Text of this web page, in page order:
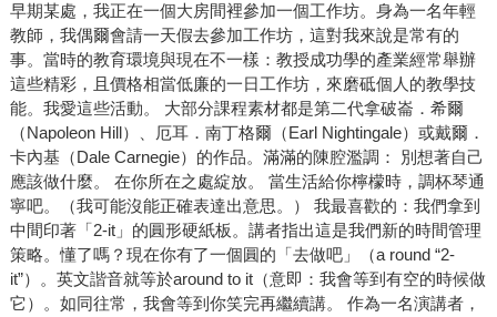
早期某處，我正在一個大房間裡參加一個工作坊。身為一名年輕
教師，我偶爾會請一天假去參加工作坊，這對我來說是常有的
事。當時的教育環境與現在不一樣：教授成功學的產業經常舉辦
這些精彩，且價格相當低廉的一日工作坊，來磨砥個人的教學技
能。我愛這些活動。 大部分課程素材都是第二代拿破崙．希爾
（Napoleon Hill）、厄耳．南丁格爾（Earl Nightingale）或戴爾．
卡內基（Dale Carnegie）的作品。滿滿的陳腔濫調： 別想著自己
應該做什麼。 在你所在之處綻放。 當生活給你檸檬時，調杯琴通
寧吧。（我可能沒能正確表達出意思。） 我最喜歡的：我們拿到
中間印著「2-it」的圓形硬紙板。講者指出這是我們新的時間管理
策略。懂了嗎？現在你有了一個圓的「去做吧」（a round “2-
it”）。英文諧音就等於around to it（意即：我會等到有空的時候做
它）。如同往常，我會等到你笑完再繼續講。 作為一名演講者，